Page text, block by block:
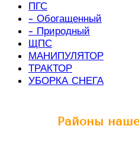
ПГС
- Обогащенный
- Природный
ЩПС
МАНИПУЛЯТОР
ТРАКТОР
УБОРКА СНЕГА
Районы